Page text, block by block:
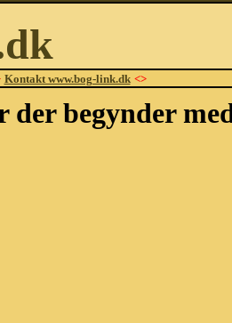
Kontakt www.bog-link.dk <>
der begynder